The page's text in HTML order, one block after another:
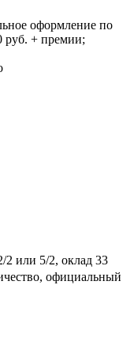
оформление по
руб. + премии;
2 или 5/2, оклад 33
официальный